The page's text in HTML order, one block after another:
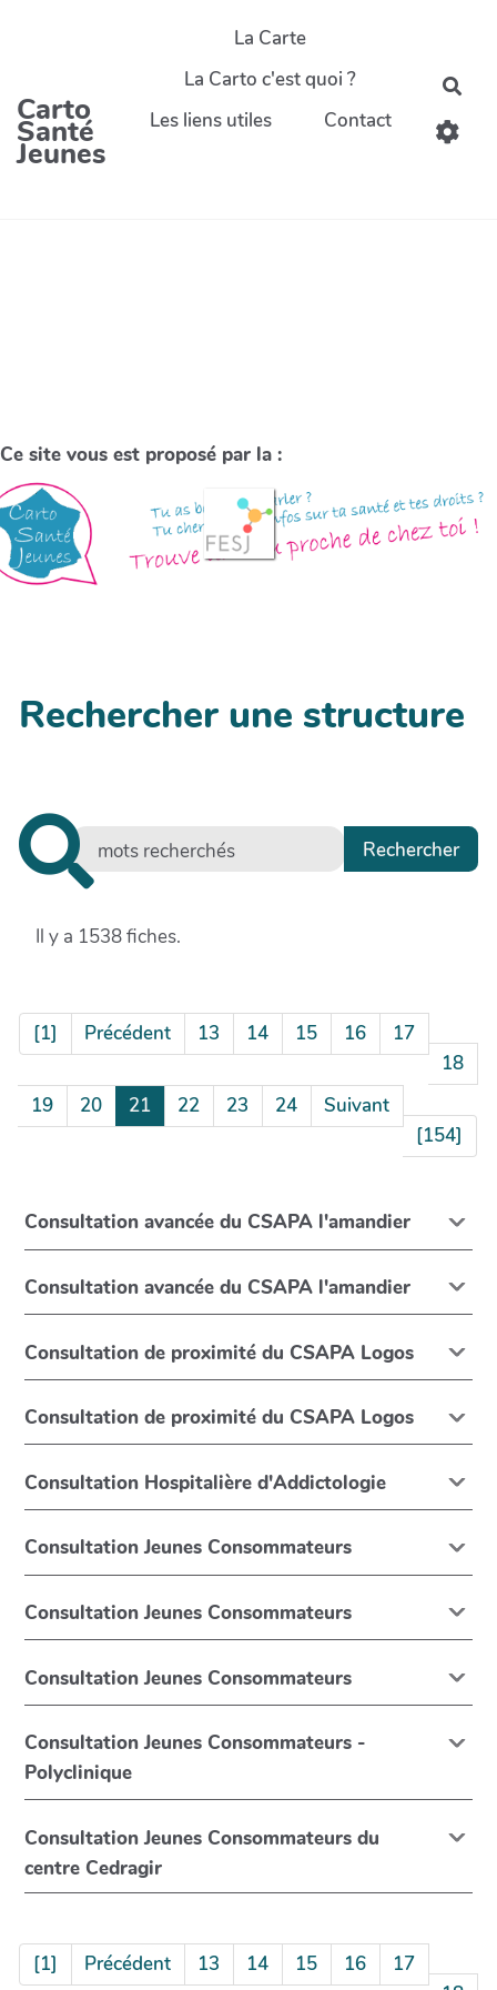
Carto
Santé
Jeunes
La Carte
La Carto c'est quoi ?
Les liens utiles
Contact
Ce site vous est proposé par la :
Rechercher une structure
Il y a 1538 fiches.
[1] Précédent 13 14 15 16
17
18
19
20 21 22 23 24
Suivant
[154]
Consultation avancée du CSAPA l'amandier
Consultation avancée du CSAPA l'amandier
Consultation de proximité du CSAPA Logos
Consultation de proximité du CSAPA Logos
Consultation Hospitalière d'Addictologie
Consultation Jeunes Consommateurs
Consultation Jeunes Consommateurs
Consultation Jeunes Consommateurs
Consultation Jeunes Consommateurs -
Polyclinique
Consultation Jeunes Consommateurs du
centre Cedragir
[1] Précédent 13 14 15 16
17